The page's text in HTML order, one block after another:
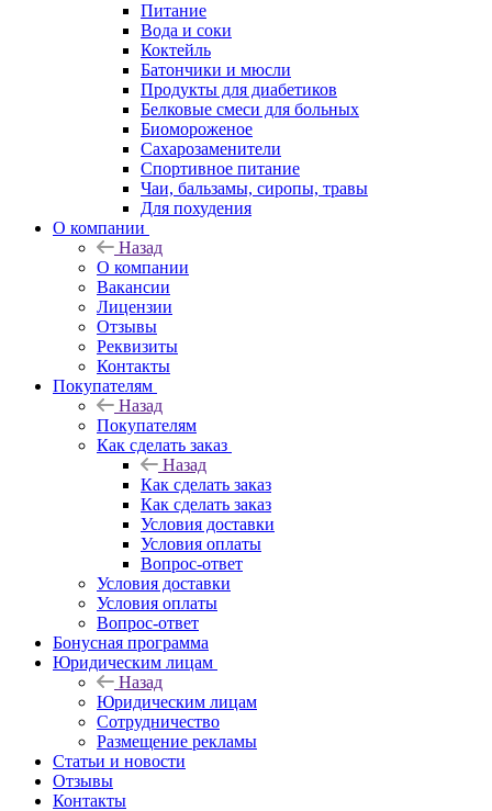
Питание
Вода и соки
Коктейль
Батончики и мюсли
Продукты для диабетиков
Белковые смеси для больных
Биомороженое
Сахарозаменители
Спортивное питание
Чаи, бальзамы, сиропы, травы
Для похудения
О компании
Назад
О компании
Вакансии
Лицензии
Отзывы
Реквизиты
Контакты
Покупателям
Назад
Покупателям
Как сделать заказ
Назад
Как сделать заказ
Как сделать заказ
Условия доставки
Условия оплаты
Вопрос-ответ
Условия доставки
Условия оплаты
Вопрос-ответ
Бонусная программа
Юридическим лицам
Назад
Юридическим лицам
Сотрудничество
Размещение рекламы
Статьи и новости
Отзывы
Контакты